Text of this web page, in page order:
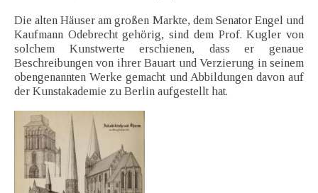
Die alten Häuser am großen Markte, dem Senator Engel und
Kaufmann Odebrecht gehörig, sind dem Prof. Kugler von
solchem Kunstwerte erschienen, dass er genaue
Beschreibungen von ihrer Bauart und Verzierung in seinem
obengenannten Werke gemacht und Abbildungen davon auf
der Kunstakademie zu Berlin aufgestellt hat.